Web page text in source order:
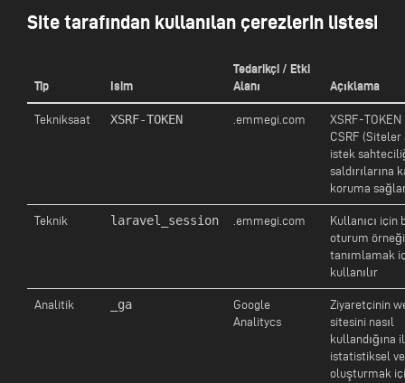
Site tarafından kullanılan çerezlerin listesi
Tip Isim
Tedarikçi / Etki
Alanı
Açıklama
Tekniksaat XSRF-TOKEN .emmegi.com
XSRF-TOKEN
CSRF (Siteler
istek
saldırılarına
koruma
Teknik laravel_session .emmegi.com
Kullanıcı için
oturum
tanımlamak
kullanılır
Analitik _ga
Google
Analitycs
Ziyaretçinin
sitesini nasıl
kullandığına
istatistiksel
oluşturmak